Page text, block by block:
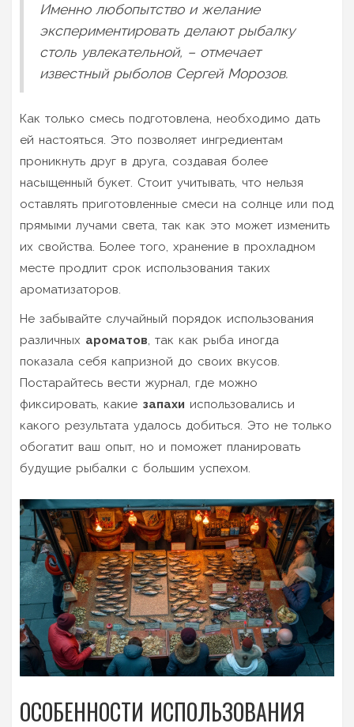
Именно любопытство и желание
экспериментировать делают рыбалку
столь увлекательной, – отмечает
известный рыболов Сергей Морозов.
Как только смесь подготовлена, необходимо дать
ей настояться. Это позволяет ингредиентам
проникнуть друг в друга, создавая более
насыщенный букет. Стоит учитывать, что нельзя
оставлять приготовленные смеси на солнце или под
прямыми лучами света, так как это может изменить
их свойства. Более того, хранение в прохладном
месте продлит срок использования таких
ароматизаторов.
Не забывайте случайный порядок использования
различных ароматов, так как рыба иногда
показала себя капризной до своих вкусов.
Постарайтесь вести журнал, где можно
фиксировать, какие запахи использовались и
какого результата удалось добиться. Это не только
обогатит ваш опыт, но и поможет планировать
будущие рыбалки с большим успехом.
ОСОБЕННОСТИ ИСПОЛЬЗОВАНИЯ